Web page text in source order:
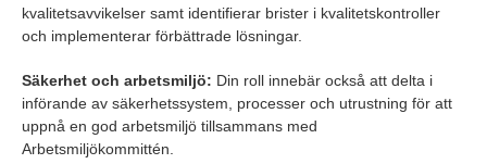
kvalitetsavvikelser samt identifierar brister i kvalitetskontroller
och implementerar förbättrade lösningar.
Säkerhet och arbetsmiljö: Din roll innebär också att delta i
införande av säkerhetssystem, processer och utrustning för att
uppnå en god arbetsmiljö tillsammans med
Arbetsmiljökommittén.